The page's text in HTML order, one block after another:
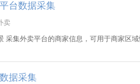
台数据采集
卖
采集外卖平台的商家信息，可用于商家
据采集